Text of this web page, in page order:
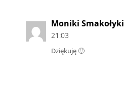
Moniki Smakołyki
21:03
Dziękuję 🙂